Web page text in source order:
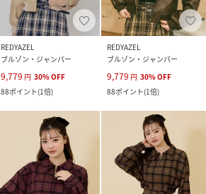
REDYAZEL
ブルゾン・ジャンパー
9,779 円 30%OFF
88ポイント(1倍)
REDYAZEL
ブルゾン・ジャンパー
9,779 円 30%OFF
88ポイント(1倍)